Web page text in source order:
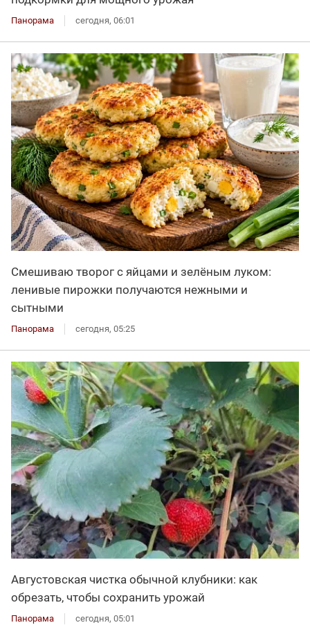
Панорама сегодня, 06:01
Смешиваю творог с яйцами и зелёным луком:
ленивые пирожки получаются нежными и
сытными
Панорама сегодня, 05:25
Августовская чистка обычной клубники: как
обрезать, чтобы сохранить урожай
Панорама сегодня, 05:01